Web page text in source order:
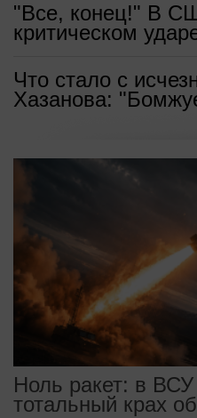
"Все, конец!" В
критическом
Что стало с
Хазанова:
Ноль ракет: в
тотальный крах